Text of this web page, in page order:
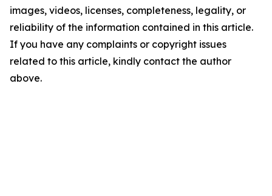
images, videos, licenses, completeness, legality, or
reliability of the information contained in this article.
If you have any complaints or copyright issues
related to this article, kindly contact the author
above.